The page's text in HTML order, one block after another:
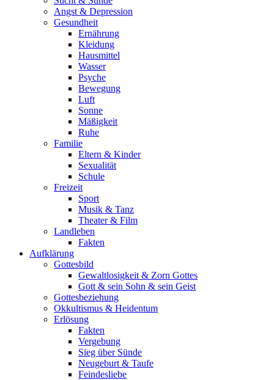
Angst & Depression
Gesundheit
Ernährung
Kleidung
Hausmittel
Wasser
Psyche
Bewegung
Luft
Sonne
Mäßigkeit
Ruhe
Familie
Eltern & Kinder
Sexualität
Schule
Freizeit
Sport
Musik & Tanz
Theater & Film
Landleben
Fakten
Aufklärung
Gottesbild
Gewaltlosigkeit & Zorn Gottes
Gott & sein Sohn & sein Geist
Gottesbeziehung
Okkultismus & Heidentum
Erlösung
Fakten
Vergebung
Sieg über Sünde
Neugeburt & Taufe
Feindesliebe